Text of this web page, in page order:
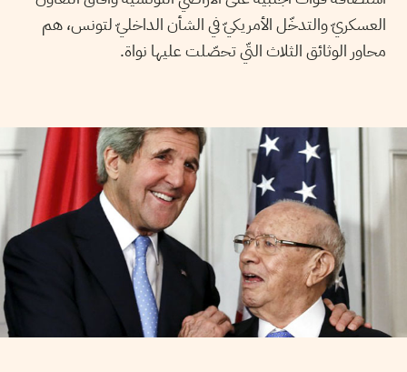
العسكريّ والتدخّل الأمريكيّ في الشأن الداخليّ لتونس، هم
محاور الوثائق الثلاث التّي تحصّلت عليها نواة.